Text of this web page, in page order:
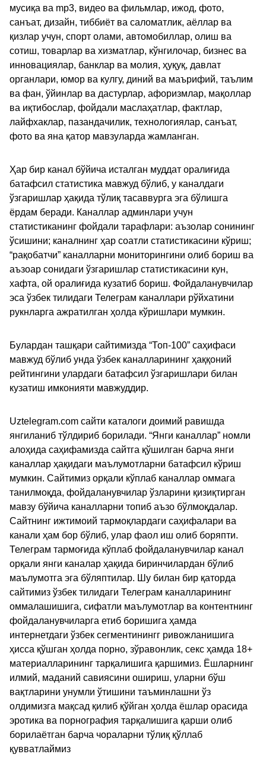
мусиқа ва mp3, видео ва фильмлар, ижод, фото,
санъат, дизайн, тиббиёт ва саломатлик, аёллар ва
қизлар учун, спорт олами, автомобиллар, олиш ва
сотиш, товарлар ва хизматлар, кўнгилочар, бизнес ва
инновациялар, банклар ва молия, ҳуқуқ, давлат
органлари, юмор ва кулгу, диний ва маърифий, таълим
ва фан, ўйинлар ва дастурлар, афоризмлар, мақоллар
ва иқтибослар, фойдали маслаҳатлар, фактлар,
лайфхаклар, пазандачилик, технологиялар, санъат,
фото ва яна қатор мавзуларда жамланган.
Ҳар бир канал бўйича исталган муддат оралиғида
батафсил статистика мавжуд бўлиб, у каналдаги
ўзгаришлар ҳақида тўлиқ тасаввурга эга бўлишга
ёрдам беради. Каналлар админлари учун
статистиканинг фойдали тарафлари: аъзолар сонининг
ўсишини; каналнинг ҳар соатли статистикасини кўриш;
“рақобатчи” каналларни мониторингини олиб бориш ва
аъзоар сонидаги ўзгаришлар статистикасини кун,
хафта, ой оралиғида кузатиб бориш. Фойдаланувчилар
эса ўзбек тилидаги Телеграм каналлари рўйхатини
рукнларга ажратилган ҳолда кўришлари мумкин.
Булардан ташқари сайтимизда “Топ-100” саҳифаси
мавжуд бўлиб унда ўзбек каналларининг ҳаққоний
рейтингини улардаги батафсил ўзгаришлари билан
кузатиш имконияти мавжуддир.
Uztelegram.com сайти каталоги доимий равишда
янгиланиб тўлдириб борилади. “Янги каналлар” номли
алоҳида саҳифамизда сайтга қўшилган барча янги
каналлар ҳақидаги маълумотларни батафсил кўриш
мумкин. Сайтимиз орқали кўплаб каналлар оммага
танилмоқда, фойдаланувчилар ўзларини қизиқтирган
мавзу бўйича каналларни топиб аъзо бўлмоқдалар.
Сайтнинг ижтимоий тармоқлардаги саҳифалари ва
канали ҳам бор бўлиб, улар фаол иш олиб боряпти.
Телеграм тармоғида кўплаб фойдаланувчилар канал
орқали янги каналар ҳақида биринчилардан бўлиб
маълумотга эга бўляптилар. Шу билан бир қаторда
сайтимиз ўзбек тилидаги Телеграм каналларининг
оммалашишига, сифатли маълумотлар ва контентнинг
фойдаланувчиларга етиб боришига ҳамда
интернетдаги ўзбек сегментинингг ривожланишига
ҳисса қўшган ҳолда порно, зўравонлик, секс ҳамда 18+
материалларининг тарқалишига қаршимиз. Ёшларнинг
илмий, маданий савиясини ошириш, уларни бўш
вақтларини унумли ўтишини таъминлашни ўз
олдимизга мақсад қилиб қўйган ҳолда ёшлар орасида
эротика ва порнография тарқалишига қарши олиб
борилаётган барча чораларни тўлиқ қўллаб
қувватлаймиз